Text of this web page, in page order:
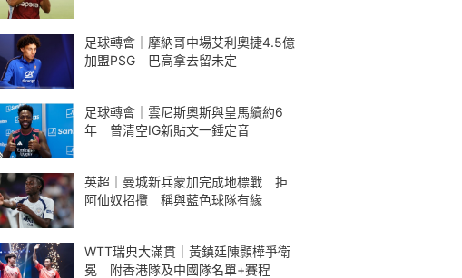
足球轉會｜摩納哥中場艾利奧捷4.5億
加盟PSG 巴高拿去留未定
足球轉會｜雲尼斯奧斯與皇馬續約6
年 曾清空IG新貼文一錘定音
英超｜曼城新兵蒙加完成地標戰 拒
阿仙奴招攬 稱與藍色球隊有緣
WTT瑞典大滿貫｜黃鎮廷陳顥樺爭衛
冕 附香港隊及中國隊名單+賽程